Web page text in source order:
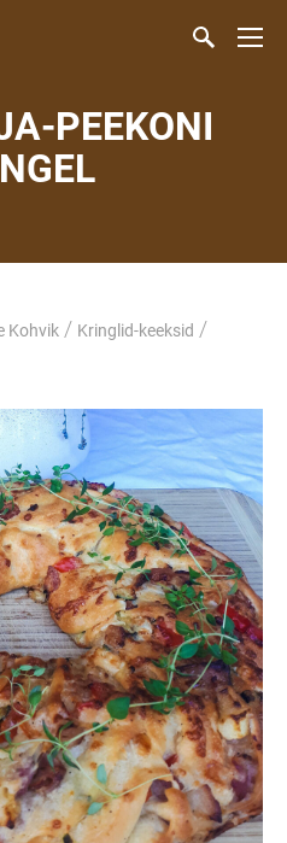
PEEKONI
Kohvik / Kringlid-keeksid /